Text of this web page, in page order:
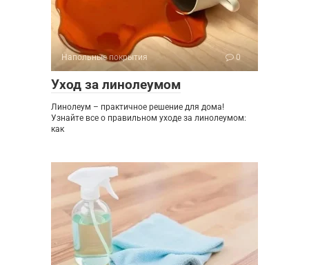
Напольные покрытия 0
Уход за линолеумом
Линолеум – практичное решение для дома!
Узнайте все о правильном уходе за линолеумом:
как